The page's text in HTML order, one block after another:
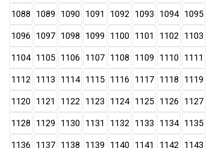
1088 1089 1090 1091 1092 1093 1094 1095
1096 1097 1098 1099 1100 1101 1102 1103
1104 1105 1106 1107 1108 1109 1110 1111
1112 1113 1114 1115 1116 1117 1118 1119
1120 1121 1122 1123 1124 1125 1126 1127
1128 1129 1130 1131 1132 1133 1134 1135
1136 1137 1138 1139 1140 1141 1142 1143